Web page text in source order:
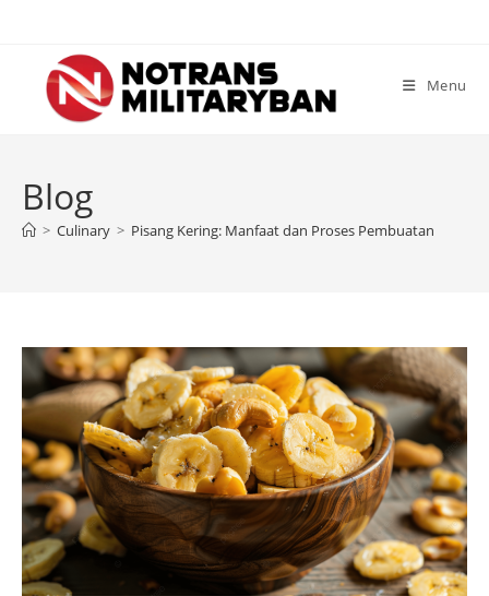
content
Menu
Blog
> Culinary > Pisang Kering: Manfaat dan Proses Pembuatan